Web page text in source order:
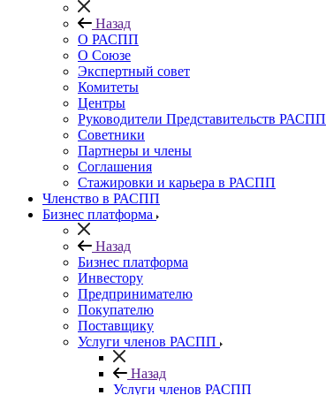
Назад
О РАСПП
О Союзе
Экспертный совет
Комитеты
Центры
Руководители Представительств РАСПП
Советники
Партнеры и члены
Соглашения
Стажировки и карьера в РАСПП
Членство в РАСПП
Бизнес платформа
Назад
Бизнес платформа
Инвестору
Предпринимателю
Покупателю
Поставщику
Услуги членов РАСПП
Назад
Услуги членов РАСПП